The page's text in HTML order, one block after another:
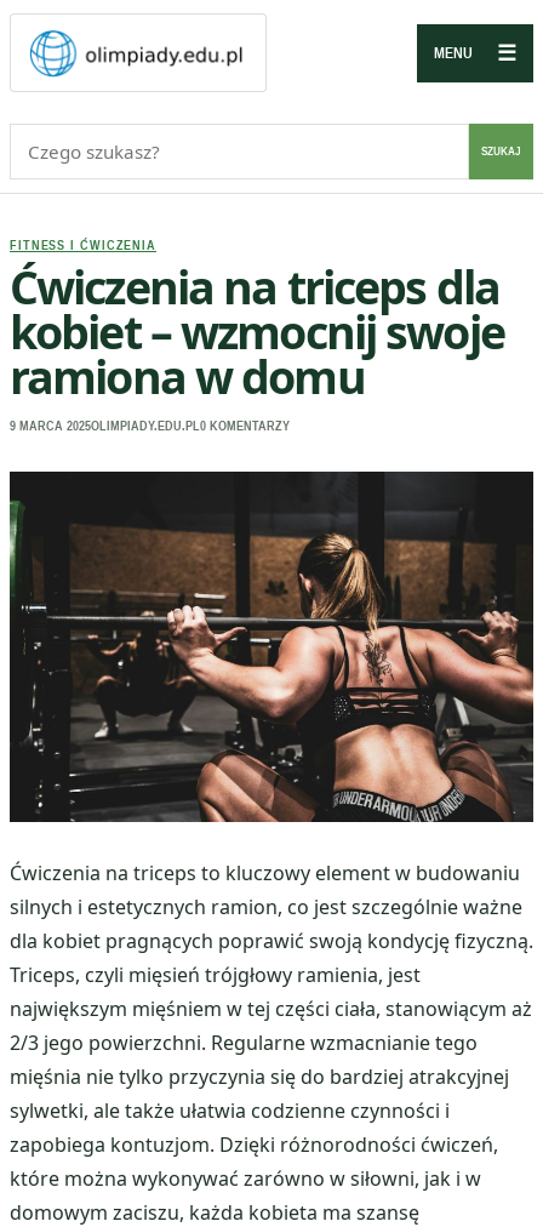
MENU ☰
SZUKAJ
FITNESS I ĆWICZENIA
Ćwiczenia na triceps dla
kobiet – wzmocnij swoje
ramiona w domu
9 MARCA 2025OLIMPIADY.EDU.PL 0 KOMENTARZY
Ćwiczenia na triceps to kluczowy element w budowaniu
silnych i estetycznych ramion, co jest szczególnie ważne
dla kobiet pragnących poprawić swoją kondycję fizyczną.
Triceps, czyli mięsień trójgłowy ramienia, jest
największym mięśniem w tej części ciała, stanowiącym aż
2/3 jego powierzchni. Regularne wzmacnianie tego
mięśnia nie tylko przyczynia się do bardziej atrakcyjnej
sylwetki, ale także ułatwia codzienne czynności i
zapobiega kontuzjom. Dzięki różnorodności ćwiczeń,
które można wykonywać zarówno w siłowni, jak i w
domowym zaciszu, każda kobieta ma szansę